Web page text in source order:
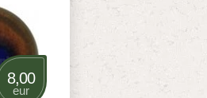
8,00
eur